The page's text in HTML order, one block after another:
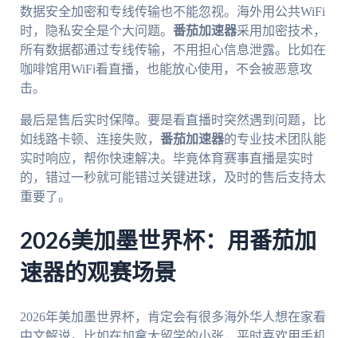
数据安全加密和专线传输也不能忽视。海外用公共WiFi
时，隐私安全是个大问题。 番茄加速器采用加密技术，
所有数据都通过专线传输，不用担心信息泄露。比如在
咖啡馆用WiFi看直播，也能放心使用，不会被恶意攻
击。
最后是售后实时保障。要是看直播时突然遇到问题，比
如线路卡顿、连接失败， 番茄加速器的专业技术团队能
实时响应，帮你快速解决。毕竟体育赛事直播是实时
的，错过一秒就可能错过关键进球，及时的售后支持太
重要了。
2026美加墨世界杯：用番茄加
速器的观赛场景
2026年美加墨世界杯，肯定会有很多海外华人想在家看